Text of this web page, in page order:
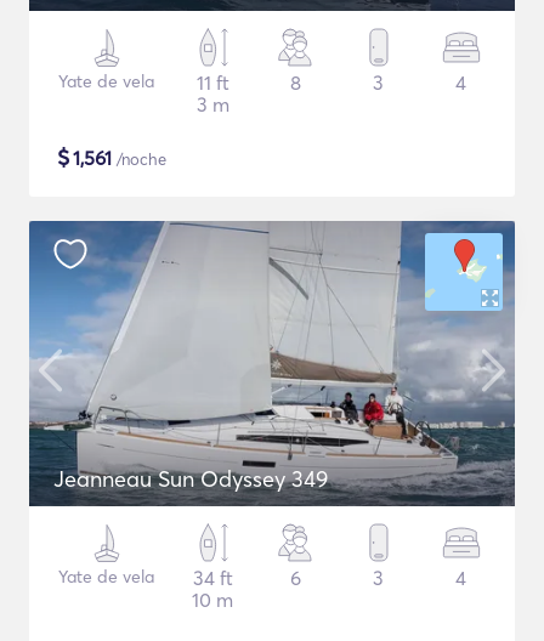
Yate de vela
11 ft
3 m
8 3 4
$1,561 /noche
Jeanneau Sun Odyssey 349
Yate de vela
34 ft
10 m
6 3 4